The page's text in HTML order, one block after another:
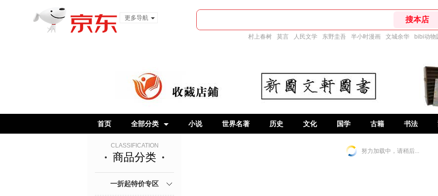
更多导航
村上春树 莫言 人民文学 东野圭吾 半小时漫画 文城余华 bibi动物
首页 全部分类 小说 世界名著 历史 文化 国学 古籍 书法
CLASSIFICATION
商品分类
一折起特价专区
努力加载中，请稍后...